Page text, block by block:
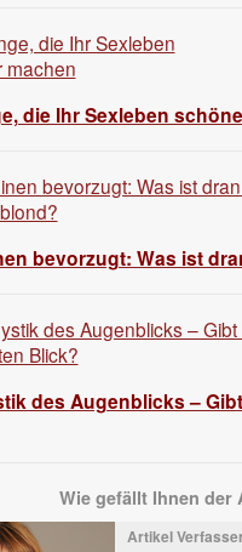
die Ihr Sexleben
bevorzugt: Was ist
des Augenblicks –
Wie gefällt Ihnen der
Artikel